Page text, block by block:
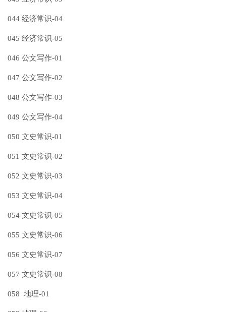
044 经济常识-04
045 经济常识-05
046 公文写作-01
047 公文写作-02
048 公文写作-03
049 公文写作-04
050 文史常识-01
051 文史常识-02
052 文史常识-03
053 文史常识-04
054 文史常识-05
055 文史常识-06
056 文史常识-07
057 文史常识-08
058 地理-01